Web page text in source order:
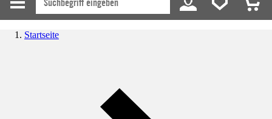
Startseite